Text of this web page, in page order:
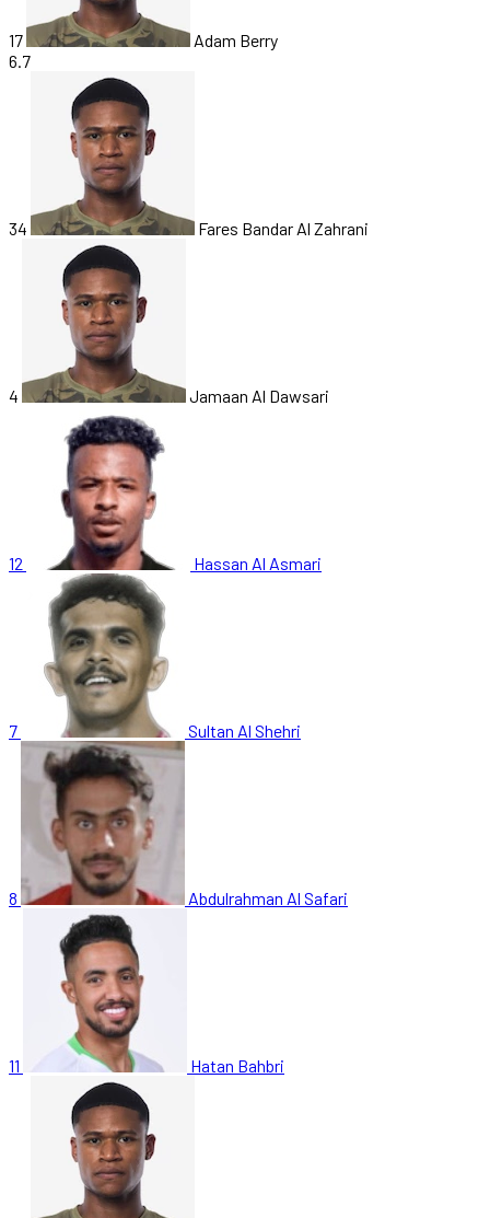
17
Adam Berry
6.7
34 Fares Bandar Al Zahrani
4 Jamaan Al Dawsari
12 Hassan Al Asmari
7 Sultan Al Shehri
8 Abdulrahman Al Safari
11 Hatan Bahbri